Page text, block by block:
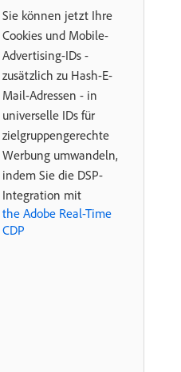
Sie können jetzt Ihre
Cookies und Mobile-
Advertising-IDs -
zusätzlich zu Hash-E-
Mail-Adressen - in
universelle IDs für
zielgruppengerechte
Werbung umwandeln,
indem Sie die DSP-
Integration mit
the Adobe Real-Time
CDP